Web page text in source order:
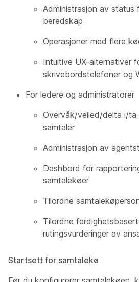
Administrasjon av status
beredskap
Operasjoner med flere
Intuitive UX-alternativer
skrivebordstelefoner og
For ledere og administratorer
Overvåk/veiled/delta i/ta
samtaler
Administrasjon av
Dashbord for
samtalekøer
Tilordne
Tilordne
rutingsvurderinger av
Startsett for samtalekø